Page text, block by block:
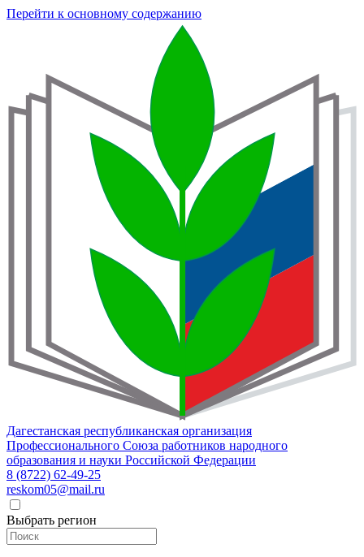
Перейти к основному содержанию
Дагестанская республиканская организация
Профессионального Союза работников народного
образования и науки Российской Федерации
8 (8722) 62-49-25
reskom05@mail.ru
Выбрать регион